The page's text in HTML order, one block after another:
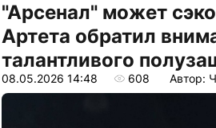
"Арсенал" может
Артета обратил
талантливого
08.05.2026 14:48 608 Автор: